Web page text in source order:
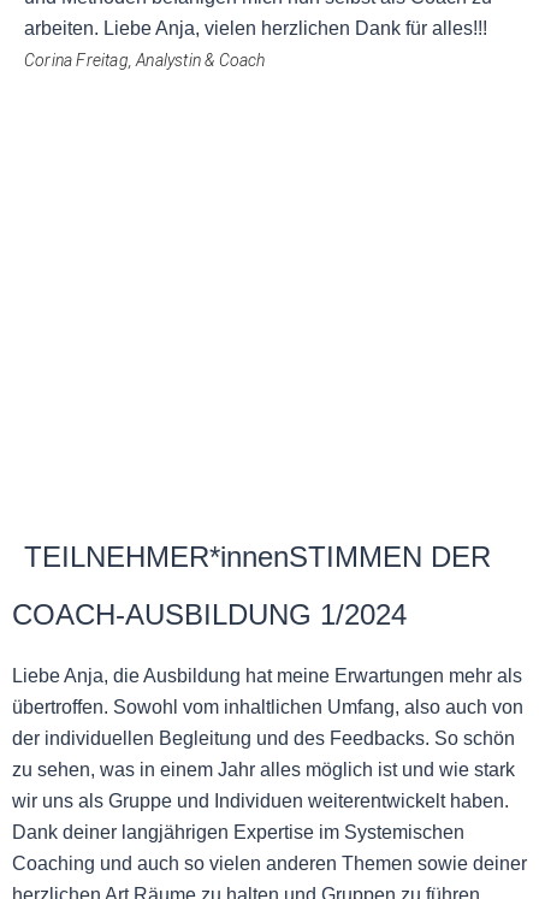
arbeiten. Liebe Anja, vielen herzlichen Dank für alles!!!
Corina Freitag, Analystin & Coach
TEILNEHMER*innenSTIMMEN DER
COACH-AUSBILDUNG 1/2024
Liebe Anja, die Ausbildung hat meine Erwartungen mehr als
übertroffen. Sowohl vom inhaltlichen Umfang, also auch von
der individuellen Begleitung und des Feedbacks. So schön
zu sehen, was in einem Jahr alles möglich ist und wie stark
wir uns als Gruppe und Individuen weiterentwickelt haben.
Dank deiner langjährigen Expertise im Systemischen
Coaching und auch so vielen anderen Themen sowie deiner
herzlichen Art Räume zu halten und Gruppen zu führen,